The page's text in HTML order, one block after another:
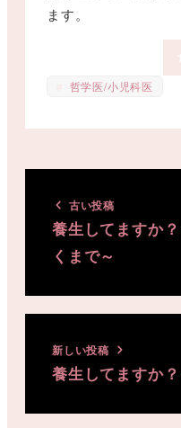
ます。
1
哲学医/小児科医
古い投稿
養生してますか
くまで～
新しい投稿
養生してますか